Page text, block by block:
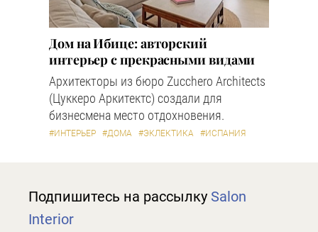
Дом на Ибице: авторский
интерьер с прекрасными видами
Архитекторы из бюро Zucchero Architects
(Цуккеро Аркитектс) создали для
бизнесмена место отдохновения.
#ИНТЕРЬЕР #ДОМА #ЭКЛЕКТИКА #ИСПАНИЯ
Подпишитесь на рассылку Salon
Interior